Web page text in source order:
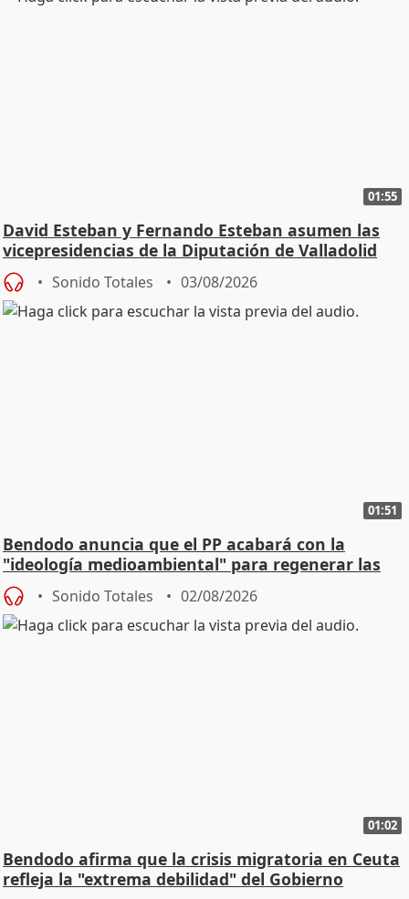
01:55
David Esteban y Fernando Esteban asumen las
vicepresidencias de la Diputación de Valladolid
Sonido Totales 03/08/2026
01:51
Bendodo anuncia que el PP acabará con la
"ideología medioambiental" para regenerar las
playas
Sonido Totales 02/08/2026
01:02
Bendodo afirma que la crisis migratoria en Ceuta
refleja la "extrema debilidad" del Gobierno